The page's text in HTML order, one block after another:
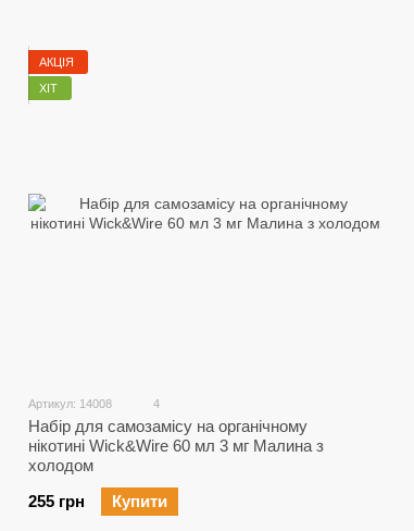
АКЦІЯ
ХІТ
Артикул: 14008 4
Набір для самозамісу на органічному
нікотині Wick&Wire 60 мл 3 мг Малина з
холодом
255 грн
Купити